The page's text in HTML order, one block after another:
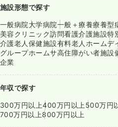
施設形態で探す
一般病院大学病院一般＋療養療養型
美容クリニック訪問看護介護施設特
介護老人保健施設有料老人ホームデ
グループホームサ高住障がい者施設
企業
年収で探す
300万円以上400万円以上 500万円
700万円以上800万円以上